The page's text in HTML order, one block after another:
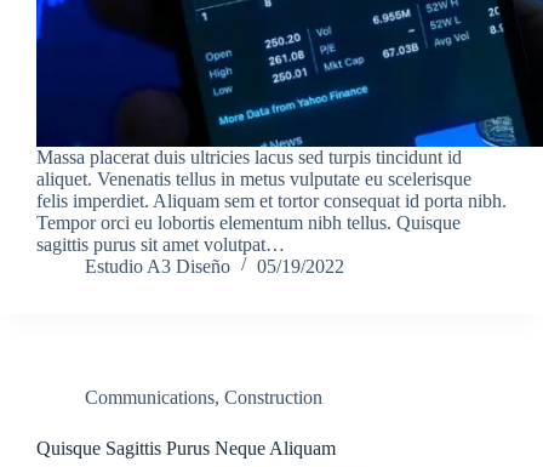
Massa placerat duis ultricies lacus sed turpis tincidunt id
aliquet. Venenatis tellus in metus vulputate eu scelerisque
felis imperdiet. Aliquam sem et tortor consequat id porta nibh.
Tempor orci eu lobortis elementum nibh tellus. Quisque
sagittis purus sit amet volutpat…
Estudio A3 Diseño
05/19/2022
Communications, Construction
Quisque Sagittis Purus Neque Aliquam